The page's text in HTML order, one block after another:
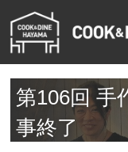
第106回
事終了